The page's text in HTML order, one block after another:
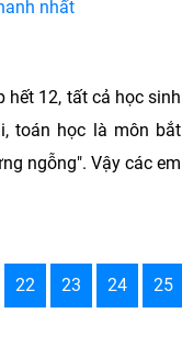
nhất
hết 12, tất cả học sinh
toán học là môn bắt
ngỗng". Vậy các em
22 23 24 25